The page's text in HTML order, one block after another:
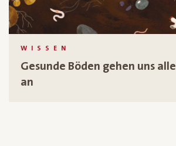
WISSEN
Gesunde Böden gehen uns alle
an